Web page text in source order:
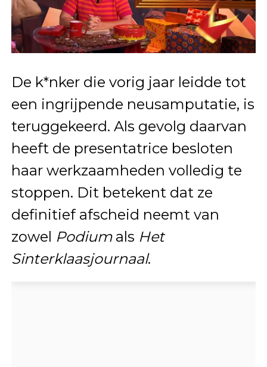
De k*nker die vorig jaar leidde tot
een ingrijpende neusamputatie, is
teruggekeerd. Als gevolg daarvan
heeft de presentatrice besloten
haar werkzaamheden volledig te
stoppen. Dit betekent dat ze
definitief afscheid neemt van
zowel Podiumals Het
Sinterklaasjournaal.